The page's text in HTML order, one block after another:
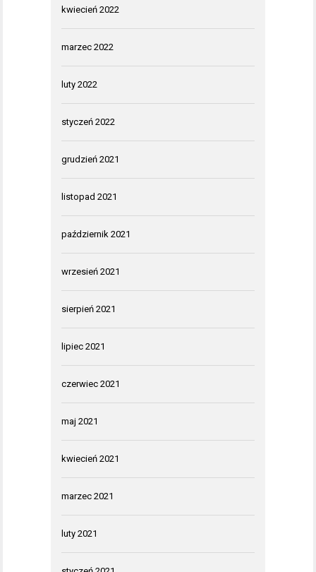
kwiecień 2022
marzec 2022
luty 2022
styczeń 2022
grudzień 2021
listopad 2021
październik 2021
wrzesień 2021
sierpień 2021
lipiec 2021
czerwiec 2021
maj 2021
kwiecień 2021
marzec 2021
luty 2021